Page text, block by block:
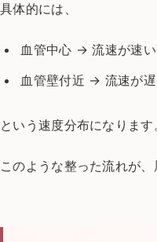
具体的には、
血管中心 → 流速が速い
血管壁付近 → 流速が
という速度分布になります
このような整った流れが、